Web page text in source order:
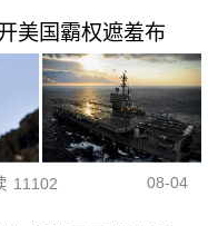
美国霸权遮羞布
11102 08-04